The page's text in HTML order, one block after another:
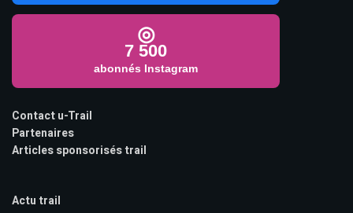
◎
7 500
abonnés Instagram
Contact u-Trail
Partenaires
Articles sponsorisés trail
Actu trail